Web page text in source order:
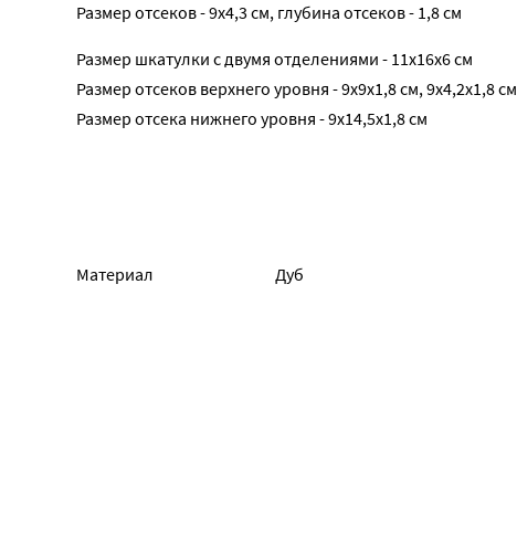
Размер отсеков - 9х4,3 см, глубина отсеков - 1,8 см
Размер шкатулки с двумя отделениями - 11х16х6 см
Размер отсеков верхнего уровня - 9х9х1,8 см, 9х4,2х1,8 см
Размер отсека нижнего уровня - 9х14,5х1,8 см
Материал Дуб